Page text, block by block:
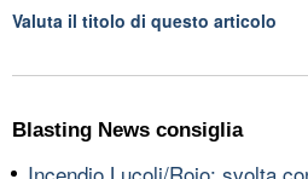
Valuta il titolo di questo articolo
Blasting News consiglia